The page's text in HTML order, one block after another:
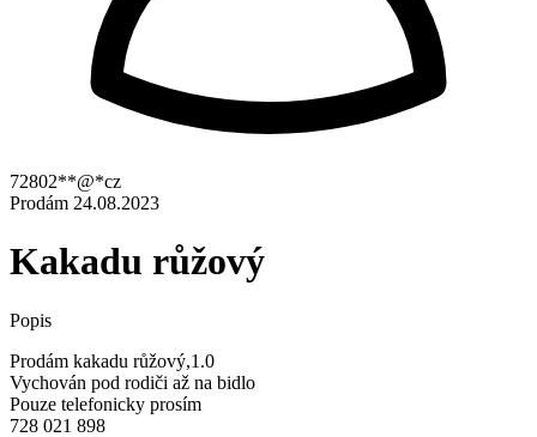
72802**@*cz
Prodám 24.08.2023
Kakadu růžový
Popis
Prodám kakadu růžový,1.0
Vychován pod rodiči až na bidlo
Pouze telefonicky prosím
728 021 898